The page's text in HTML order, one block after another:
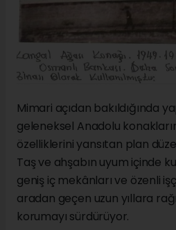
Mimari açıdan bakıldığında
geleneksel Anadolu
özelliklerini yansıtan plan
Taş ve ahşabın uyum içinde
geniş iç mekânları ve özenli
aradan geçen uzun yıllara
korumayı sürdürüyor.